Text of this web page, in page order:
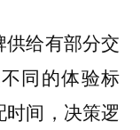
给有部分交
同的体验标
间，决策逻